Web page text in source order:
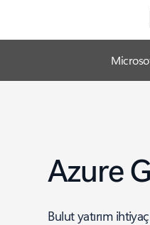
Azure
Bulut yatırım